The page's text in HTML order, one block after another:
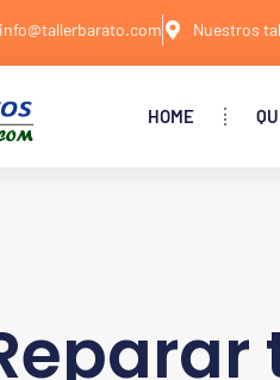
info@tallerbarato.com Nuestros
HOME